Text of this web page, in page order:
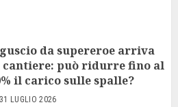
da supereroe arriva
cantiere: può ridurre fino al
il carico sulle spalle?
31 LUGLIO 2026